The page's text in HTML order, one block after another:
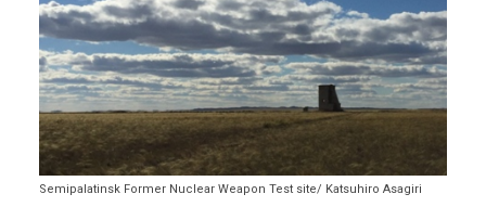
Semipalatinsk Former Nuclear Weapon Test site/ Katsuhiro Asagiri